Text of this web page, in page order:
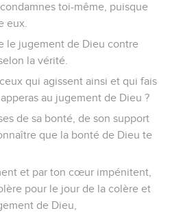
toi-même, puisque
eux.
le jugement de Dieu contre
la vérité.
qui agissent ainsi et qui fais
au jugement de Dieu ?
de sa bonté, de son support
que la bonté de Dieu te
et par ton cœur impénitent,
pour le jour de la colère et
de Dieu,